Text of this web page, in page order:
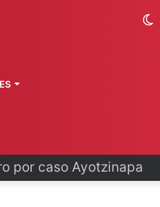
rezago